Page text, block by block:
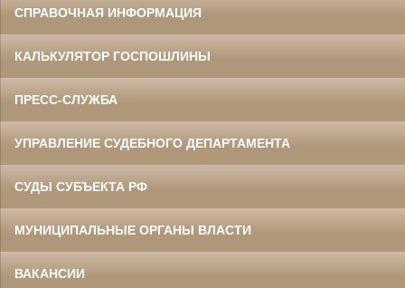
СПРАВОЧНАЯ ИНФОРМАЦИЯ
КАЛЬКУЛЯТОР ГОСПОШЛИНЫ
ПРЕСС-СЛУЖБА
УПРАВЛЕНИЕ СУДЕБНОГО ДЕПАРТАМЕНТА
СУДЫ СУБЪЕКТА РФ
МУНИЦИПАЛЬНЫЕ ОРГАНЫ ВЛАСТИ
ВАКАНСИИ